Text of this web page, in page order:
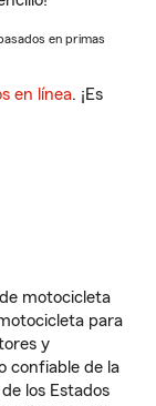
en primas
en línea. ¡Es
motocicleta
para
y
confiable de la
los Estados